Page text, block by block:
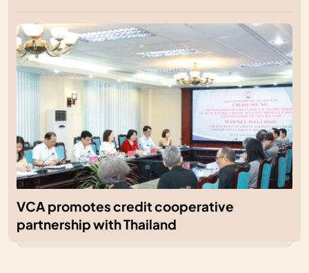
VCA promotes credit cooperative
partnership with Thailand